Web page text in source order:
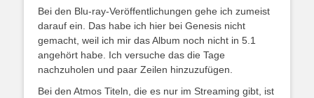
Bei den Blu-ray-Veröffentlichungen gehe ich zumeist
darauf ein. Das habe ich hier bei Genesis nicht
gemacht, weil ich mir das Album noch nicht in 5.1
angehört habe. Ich versuche das die Tage
nachzuholen und paar Zeilen hinzuzufügen.
Bei den Atmos Titeln, die es nur im Streaming gibt, ist